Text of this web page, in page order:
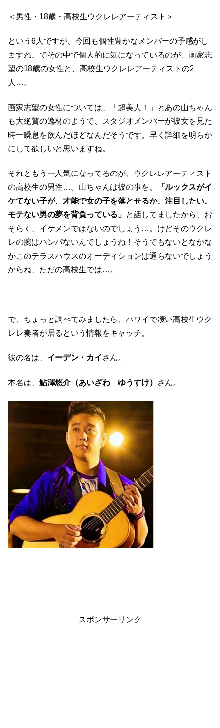
＜男性・18歳・高校生ウクレレアーティスト＞
という6人ですが、今回も個性豊かなメンバーの予感がし
ますね。でその中で個人的に気になっているのが、画家志
望の18歳の女性と、高校生ウクレレアーティストの2
人…。
画家志望の女性については、「超美人！」とあの山ちゃん
も大絶賛の逸材のようで、スタジオメンバーが彼女を見た
時一瞬息を飲んだほどなんだそうです。早く詳細を明らか
にして欲しいと思いますね。
それともう一人気になってるのが、ウクレレアーティスト
の高校生の男性…。山ちゃんは彼の事を、
「ルックスがイ
ケてない子が、才能で女の子を落とせるか、注目したい。
モテない男の夢を背負っている」 と話してましたから、お
そらく、イケメンではないのでしょう…。けどそのウクレ
レの腕はハンパないんでしょうね！そうでもないとなかな
かこのテラスハウスのオーディションは通らないでしょう
からね、ただの高校生では…。
で、ちょっと調べてみましたら、ハワイで凄い高校生ウク
レレ奏者が居るという情報をキャッチ。
彼の名は、 イーデン・カイ さん。
本名は、 鮎澤悠介（あいざわ ゆうすけ） さん。
スポンサーリンク